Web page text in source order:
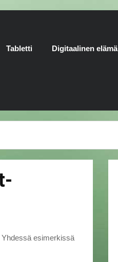
Tabletti Digitaalinen elämä
esimerkissä